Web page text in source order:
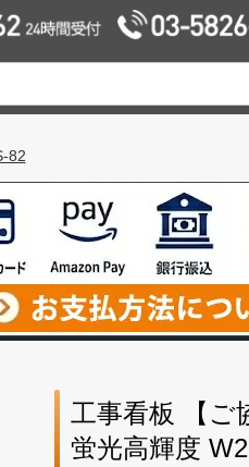
82
工事看板 【ご
蛍光高輝度